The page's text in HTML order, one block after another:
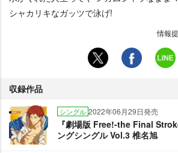
シャカリキなガッツで泳げ!
情報
収録作品
シングル 2022年06月29日発売
『劇場版 Free!-the Final
ングシングル Vol.3 椎名旭